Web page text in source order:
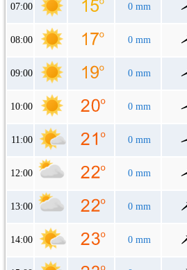
07:00 0 mm
08:00 0 mm
09:00 0 mm
10:00 0 mm
11:00 0 mm
12:00 0 mm
13:00 0 mm
14:00 0 mm